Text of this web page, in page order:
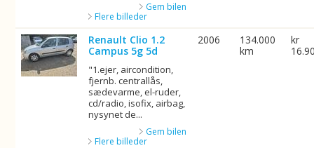
Gem bilen
Flere billeder
Renault Clio 1.2
Campus 5g 5d
"1.ejer, aircondition,
fjernb. centrallås,
sædevarme, el-ruder,
cd/radio, isofix, airbag,
nysynet de...
Gem bilen
Flere billeder
2006
134.000
km
kr